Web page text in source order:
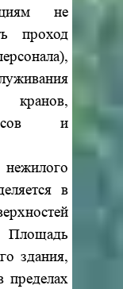
не
проход
и
в
здания,
пределах